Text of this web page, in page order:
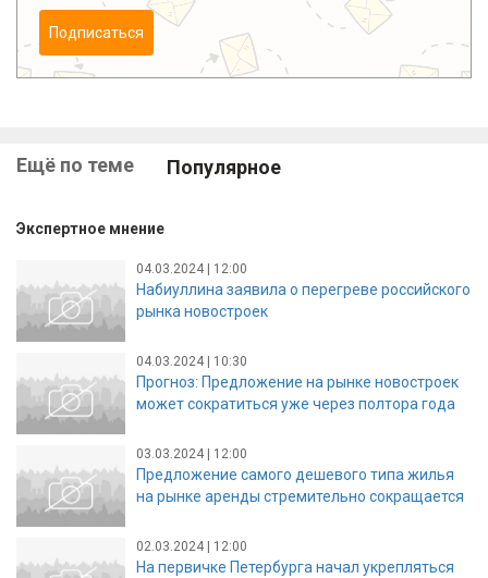
Подписаться
Ещё по теме Популярное
Экспертное мнение
04.03.2024 | 12:00
Набиуллина заявила о перегреве российского
рынка новостроек
04.03.2024 | 10:30
Прогноз: Предложение на рынке новостроек
может сократиться уже через полтора года
03.03.2024 | 12:00
Предложение самого дешевого типа жилья
на рынке аренды стремительно сокращается
02.03.2024 | 12:00
На первичке Петербурга начал укрепляться